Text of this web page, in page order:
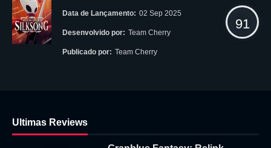
Data de Lançamento: 02 Sep 2025
Desenvolvido por: Team Cherry
Publicado por: Team Cherry
91
Ultimas Reviews